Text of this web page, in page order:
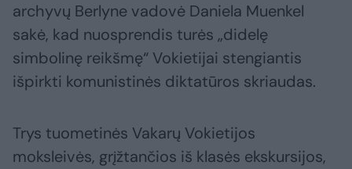
archyvų Berlyne vadovė Daniela Muenkel
sakė, kad nuosprendis turės „didelę
simbolinę reikšmę“ Vokietijai stengiantis
išpirkti komunistinės diktatūros skriaudas.
Trys tuometinės Vakarų Vokietijos
moksleivės, grįžtančios iš klasės ekskursijos,